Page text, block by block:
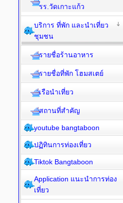
รร.วัดเกาะแก้ว
บริการ ที่พัก และนำเที่ยว
ชุมชน
รายชื่อร้านอาหาร
รายชื่อที่พัก โฮมสเตย์
เรือนำเที่ยว
สถานที่สำคัญ
youtube bangtaboon
ปฏิทินการท่องเที่ยว
Tiktok Bangtaboon
Application แนะนำการท่อง
เที่ยว